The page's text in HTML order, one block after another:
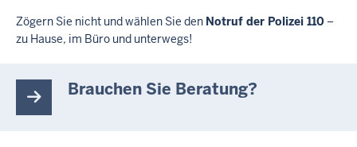
Zögern Sie nicht und wählen Sie den Notruf der Polizei 110 –
zu Hause, im Büro und unterwegs!
Brauchen Sie Beratung?